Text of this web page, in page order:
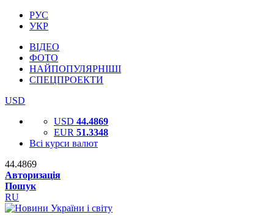
РУС
УКР
ВІДЕО
ФОТО
НАЙПОПУЛЯРНІШІ
СПЕЦПРОЕКТИ
USD
USD 44.4869
EUR 51.3348
Всі курси валют
44.4869
Авторизація
Пошук
RU